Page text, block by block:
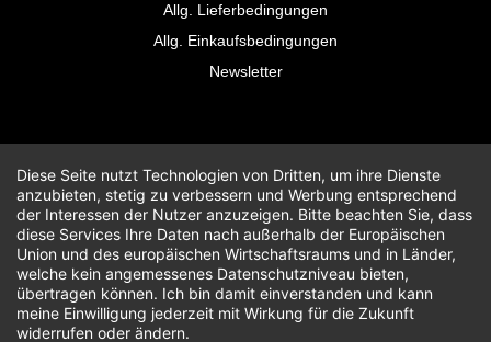
Allg. Lieferbedingungen
Allg. Einkaufsbedingungen
Newsletter
Diese Seite nutzt Technologien von Dritten, um ihre Dienste
anzubieten, stetig zu verbessern und Werbung entsprechend
der Interessen der Nutzer anzuzeigen. Bitte beachten Sie, dass
diese Services Ihre Daten nach außerhalb der Europäischen
Union und des europäischen Wirtschaftsraums und in Länder,
welche kein angemessenes Datenschutzniveau bieten,
übertragen können. Ich bin damit einverstanden und kann
meine Einwilligung jederzeit mit Wirkung für die Zukunft
widerrufen oder ändern.